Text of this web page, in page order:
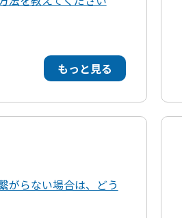
もっと見る
がらない場合は、どう